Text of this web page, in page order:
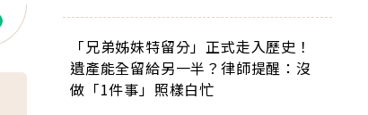
「兄弟姊妹特留分」正式走入歷史！
遺產能全留給另一半？律師提醒：沒
做「1件事」照樣白忙